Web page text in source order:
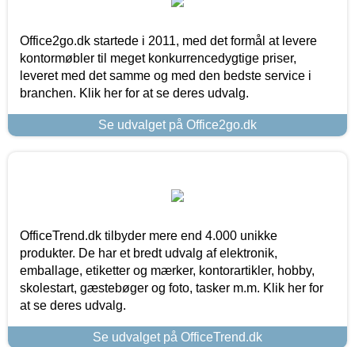
Office2go.dk startede i 2011, med det formål at levere
kontormøbler til meget konkurrencedygtige priser,
leveret med det samme og med den bedste service i
branchen. Klik her for at se deres udvalg.
Se udvalget på Office2go.dk
OfficeTrend.dk tilbyder mere end 4.000 unikke
produkter. De har et bredt udvalg af elektronik,
emballage, etiketter og mærker, kontorartikler, hobby,
skolestart, gæstebøger og foto, tasker m.m. Klik her for
at se deres udvalg.
Se udvalget på OfficeTrend.dk